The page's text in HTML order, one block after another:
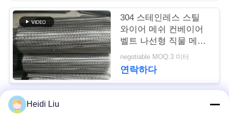
인
용
문
을
요
304 스테인레스 스틸
와이어 메쉬 컨베이어
벨트 나선형 직물 메쉬
벨트
negotiable MOQ:3 미터
연락하다
Heidi Liu